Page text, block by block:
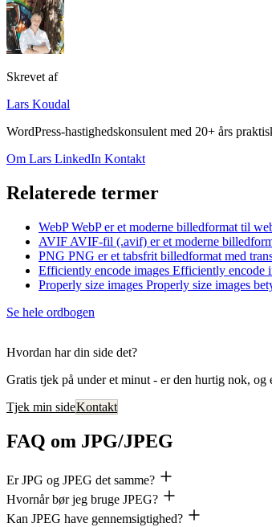
Skrevet af
Lars Koudal
WordPress-hastighedskonsulent med 20+ års
Om Lars LinkedIn Kontakt
Relaterede termer
WebP WebP er et moderne billedformat til
AVIF AVIF-fil (.avif) er et moderne
PNG PNG er et tabsfrit billedformat med
Efficiently encode images Efficiently encode
Properly size images Properly size images
Se hele ordbogen
Hvordan har din side det?
Gratis tjek på under et minut - er den hurtig nok, og
Tjek min sideKontakt
FAQ om JPG/JPEG
Er JPG og JPEG det samme?
Hvornår bør jeg bruge JPEG?
Kan JPEG have gennemsigtighed?